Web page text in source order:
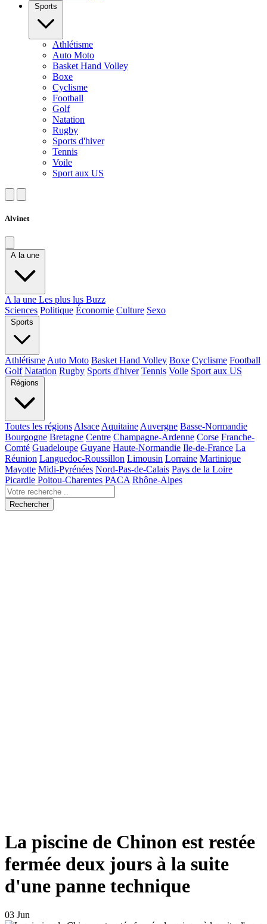
Sports
Athlétisme
Auto Moto
Basket Hand Volley
Boxe
Cyclisme
Football
Golf
Natation
Rugby
Sports d'hiver
Tennis
Voile
Sport aux US
Alvinet
A la une
A la une Les plus lus Buzz
Sciences Politique Économie Culture Sexo
Sports
Athlétisme Auto Moto Basket Hand Volley Boxe Cyclisme Football
Golf Natation Rugby Sports d'hiver Tennis Voile Sport aux US
Régions
Toutes les régions Alsace Aquitaine Auvergne Basse-Normandie
Bourgogne Bretagne Centre Champagne-Ardenne Corse Franche-
Comté Guadeloupe Guyane Haute-Normandie Ile-de-France La
Réunion Languedoc-Roussillon Limousin Lorraine Martinique
Mayotte Midi-Pyrénées Nord-Pas-de-Calais Pays de la Loire
Picardie Poitou-Charentes PACA Rhône-Alpes
Rechercher
La piscine de Chinon est restée
fermée deux jours à la suite
d'une panne technique
03 Jun